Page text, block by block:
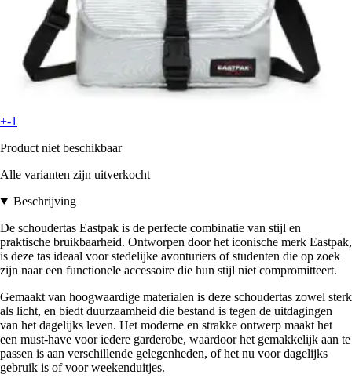
+-1
Product niet beschikbaar
Alle varianten zijn uitverkocht
Beschrijving
De schoudertas Eastpak is de perfecte combinatie van stijl en
praktische bruikbaarheid. Ontworpen door het iconische merk Eastpak,
is deze tas ideaal voor stedelijke avonturiers of studenten die op zoek
zijn naar een functionele accessoire die hun stijl niet compromitteert.
Gemaakt van hoogwaardige materialen is deze schoudertas zowel sterk
als licht, en biedt duurzaamheid die bestand is tegen de uitdagingen
van het dagelijks leven. Het moderne en strakke ontwerp maakt het
een must-have voor iedere garderobe, waardoor het gemakkelijk aan te
passen is aan verschillende gelegenheden, of het nu voor dagelijks
gebruik is of voor weekenduitjes.